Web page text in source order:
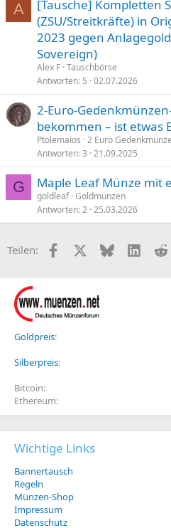
A
[Tausche] Kompletten
(ZSU/Streitkräfte) in
2023 gegen
Sovereign)
Alex F Tauschbörse
Antworten 5 02.07.2026
2-Euro-
bekommen – ist etwas
Ptolemaios 2 Euro
Antworten 3 21.09.2025
G Maple Leaf Münze mit
goldleaf Goldmünzen
Antworten 2 25.03.2026
Teilen: FacebookX (Twitter)
Bluesky
Goldpreis
Silberpreis
Bitcoin
Ethereum
Wichtige Links
Bannertausch
Regeln
Münzen-Shop
Impressum
Datenschutz